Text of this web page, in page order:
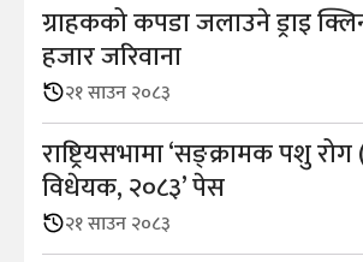
ग्राहकको कपडा जलाउने ड्राइ
हजार जरिवाना
२१ साउन २०८३
राष्ट्रियसभामा ‘सङ्क्रामक पशु रोग
विधेयक, २०८३’ पेस
२१ साउन २०८३